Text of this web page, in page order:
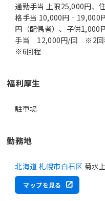
通勤手当 上限25,000円、
格手当 10,000円‐19,000
円（配偶者）、子供
手当 12,000円/回 ※2回
※6回程
福利厚生
駐車場
勤務地
北海道 札幌市白石区 菊水
マップを見る